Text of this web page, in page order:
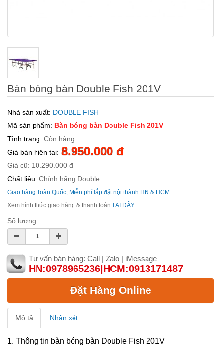
Bàn bóng bàn Double Fish 201V
Nhà sản xuất: DOUBLE FISH
Mã sản phẩm: Bàn bóng bàn Double Fish 201V
Tình trạng: Còn hàng
Giá bán hiện tại: 8.950.000 đ
Giá cũ: 10.290.000 đ
Chất liệu: Chính hãng Double
Giao hàng Toàn Quốc, Miễn phí lắp đặt nội thành HN & HCM
Xem hình thức giao hàng & thanh toán TẠI ĐÂY
Số lượng
Tư vấn bán hàng: Call | Zalo | iMessage
HN:0978965236|HCM:0913171487
Đặt Hàng Online
Mô tả Nhận xét
1. Thông tin bàn bóng bàn Double Fish 201V